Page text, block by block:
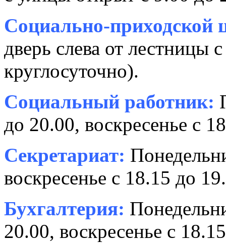
Социально-приходской
дверь слева от лестницы
круглосуточно).
Социальный работник:
до 20.00, воскресенье с
Секретариат:
воскресенье с 18.15 до
Бухгалтерия:
20.00, воскресенье с